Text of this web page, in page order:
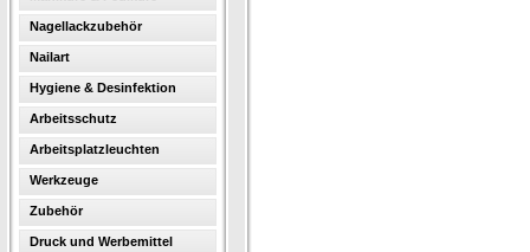
Nagellackzubehör
Nailart
Hygiene & Desinfektion
Arbeitsschutz
Arbeitsplatzleuchten
Werkzeuge
Zubehör
Druck und Werbemittel